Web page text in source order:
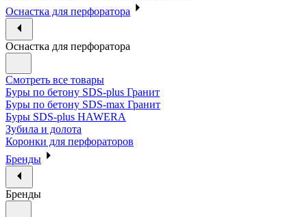
Оснастка для перфоратора
Оснастка для перфоратора
Смотреть все товары
Буры по бетону SDS-plus Гранит
Буры по бетону SDS-max Гранит
Буры SDS-plus HAWERA
Зубила и долота
Коронки для перфораторов
Бренды
Бренды